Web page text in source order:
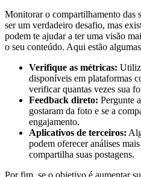
Monitorar o compartilhamento das
ser⁤ um verdadeiro desafio, mas
podem te ajudar a ter uma ‌visão
o seu conteúdo. Aqui estão
Verifique as‌ métricas:
disponíveis ​em​ plataformas
verificar quantas vezes sua
Feedback direto: Pergunte
gostaram da‌ foto e ‍se a
engajamento.
Aplicativos de terceiros:
podem oferecer ​análises⁣
compartilha suas postagens.
Por fim, se o objetivo é aumentar